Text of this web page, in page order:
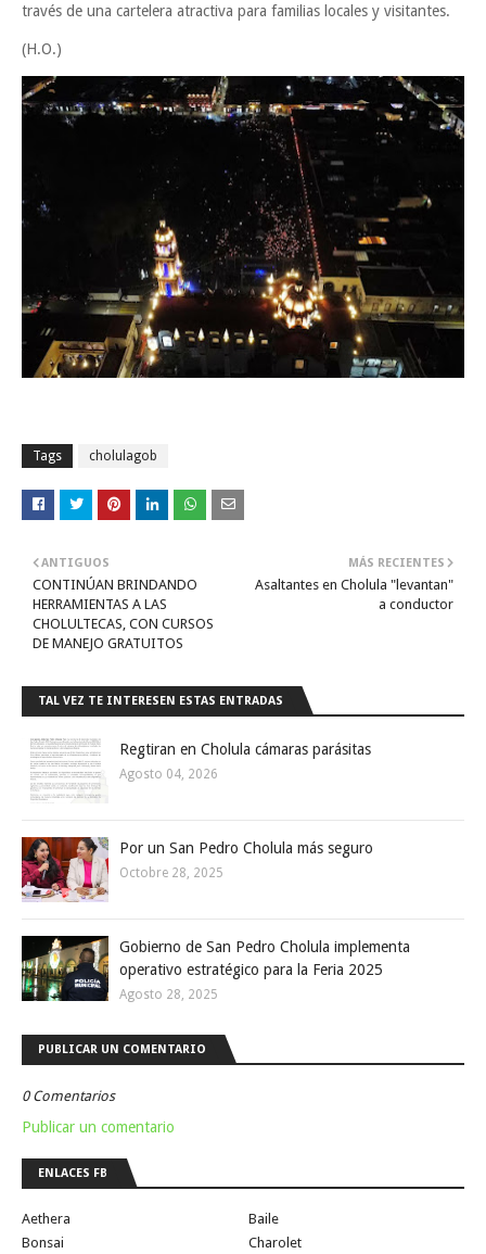
través de una cartelera atractiva para familias locales y visitantes.
(H.O.)
Tags cholulagob
MÁS RECIENTES
Asaltantes en Cholula "levantan"
a conductor
ANTIGUOS
CONTINÚAN BRINDANDO
HERRAMIENTAS A LAS
CHOLULTECAS, CON CURSOS
DE MANEJO GRATUITOS
TAL VEZ TE INTERESEN ESTAS ENTRADAS
Regtiran en Cholula cámaras parásitas
Agosto 04, 2026
Por un San Pedro Cholula más seguro
Octobre 28, 2025
Gobierno de San Pedro Cholula implementa
operativo estratégico para la Feria 2025
Agosto 28, 2025
PUBLICAR UN COMENTARIO
0 Comentarios
Publicar un comentario
ENLACES FB
Aethera
Baile
Bonsai
Charolet